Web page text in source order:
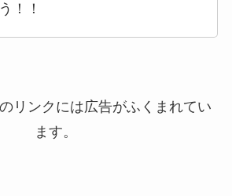
！！
リンクには広告がふくまれてい
ます。